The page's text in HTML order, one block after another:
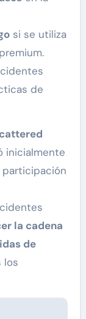
si se utiliza
de
inicialmente
la cadena
de
los